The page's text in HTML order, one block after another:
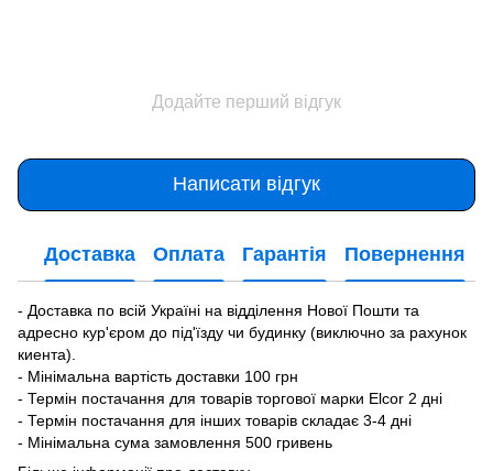
Додайте перший відгук
Написати відгук
Доставка Оплата Гарантія Повернення
- Доставка по всій Україні на відділення Нової Пошти та
адресно кур'єром до під'їзду чи будинку (виключно за рахунок
киента).
- Мінімальна вартість доставки 100 грн
- Термін постачання для товарів торгової марки Elcor 2 дні
- Термін постачання для інших товарів складає 3-4 дні
- Мінімальна сума замовлення 500 гривень